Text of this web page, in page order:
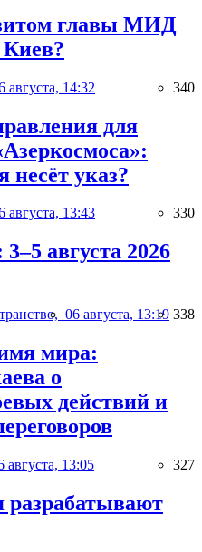
главы МИД
августа, 14:32 340
для
несёт указ?
августа, 13:43 330
августа 2026
06 августа, 13:19 338
мира:
о
действий и
августа, 13:05 327